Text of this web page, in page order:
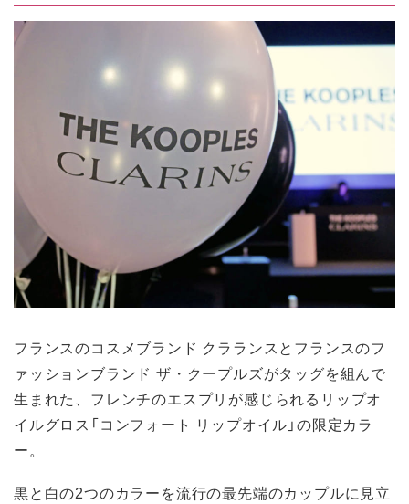
フランスのコスメブランド クラランスとフランスのフ
ァッションブランド ザ・クープルズがタッグを組んで
生まれた、フレンチのエスプリが感じられるリップオ
イルグロス「コンフォート リップオイル」の限定カラ
ー。
黒と白の2つのカラーを流行の最先端のカップルに見立